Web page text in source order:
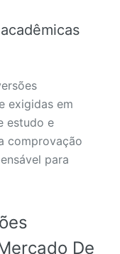
exigidas em
estudo e
comprovação
para
De